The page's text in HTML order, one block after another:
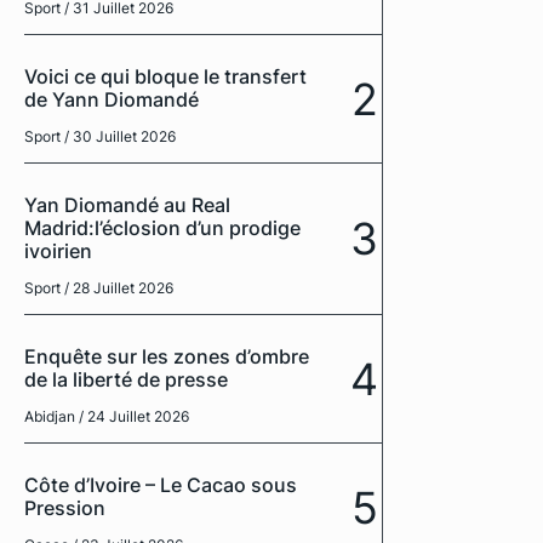
Sport / 31 Juillet 2026
Voici ce qui bloque le transfert
de Yann Diomandé
Sport / 30 Juillet 2026
2
Yan Diomandé au Real
Madrid:l’éclosion d’un prodige
ivoirien
Sport / 28 Juillet 2026
3
Enquête sur les zones d’ombre
de la liberté de presse
Abidjan / 24 Juillet 2026
4
Côte d’Ivoire – Le Cacao sous
Pression
5